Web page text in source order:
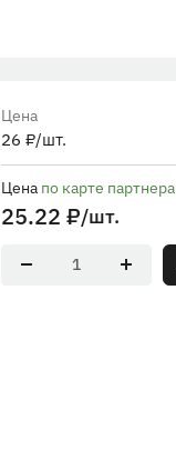
Цена
26 ₽/шт.
Цена по карте партнера
25.22 ₽/шт.